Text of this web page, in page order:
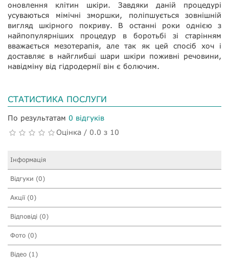
оновлення клітин шкіри. Завдяки даній процедурі
усуваються мімічні зморшки, поліпшується зовнішній
вигляд шкірного покриву. В останні роки однією з
найпопулярніших процедур в боротьбі зі старінням
вважається мезотерапія, але так як цей спосіб хоч і
доставляє в найглибші шари шкіри поживні речовини,
навідміну від гідродермії він є болючим.
СТАТИСТИКА ПОСЛУГИ
По результатам 0 відгуків
Оцінка / 0.0 з 10
Інформація
Відгуки (0)
Акції (0)
Відповіді (0)
Фото (0)
Відео (1)